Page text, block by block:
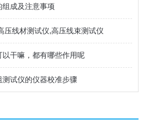
成及注意事项
压线材测试仪,高压线束测试仪
以干嘛，都有哪些作用呢
试仪的仪器校准步骤